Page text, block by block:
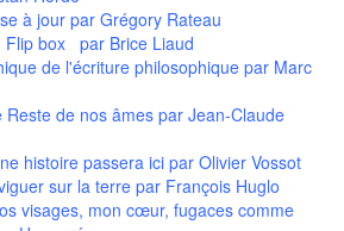
à jour par Grégory Rateau
Flip box par Brice Liaud
de l'écriture philosophique par Marc
Reste de nos âmes par Jean-Claude
histoire passera ici par Olivier Vossot
sur la terre par François Huglo
visages, mon cœur, fugaces comme